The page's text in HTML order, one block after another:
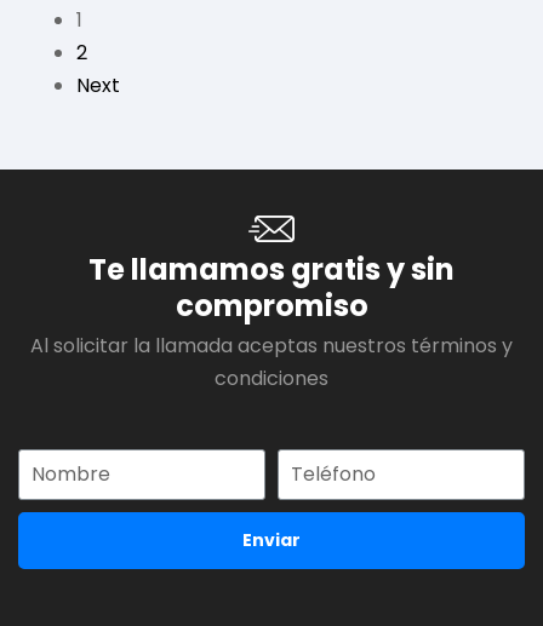
1
2
Next
Te llamamos gratis y sin
compromiso
Al solicitar la llamada aceptas nuestros términos y
condiciones
Enviar